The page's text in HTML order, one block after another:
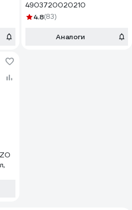
4903720020210
4.8(83)
Аналоги